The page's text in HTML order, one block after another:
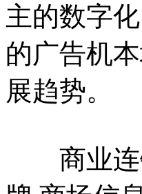
主的数字
的广告机
展趋势。
商业连